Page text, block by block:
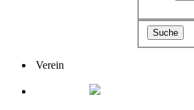
Verein